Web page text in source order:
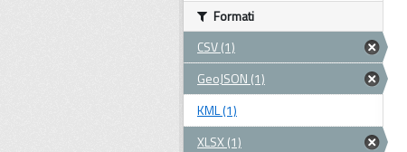
Formati
CSV (1)
GeoJSON (1)
KML (1)
XLSX (1)